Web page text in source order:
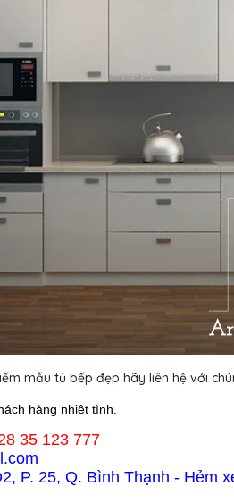
mẫu tủ bếp đẹp hãy liên hệ với
hàng nhiệt tình.
35 123 777
P. 25, Q. Bình Thạnh - Hẻm